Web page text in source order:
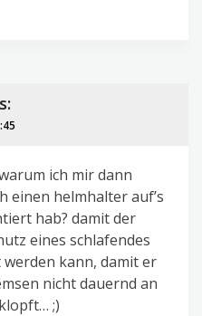
ich mir dann
einen helmhalter auf’s
hab? damit der
eines schlafendes
kann, damit er
nicht dauernd an
;)